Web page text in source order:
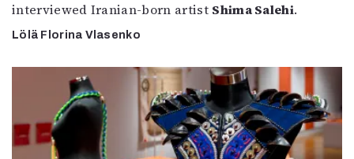
interviewed Iranian-born artist Shima Salehi.
Lölä Florina Vlasenko